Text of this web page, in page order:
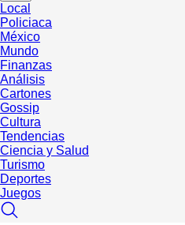
Local
Policiaca
México
Mundo
Finanzas
Análisis
Cartones
Gossip
Cultura
Tendencias
Ciencia y Salud
Turismo
Deportes
Juegos